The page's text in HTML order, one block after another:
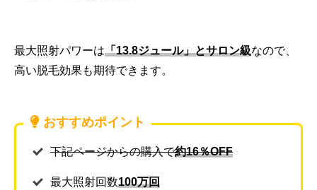
最大照射パワーは「13.8ジュール」とサロン級なので、
高い脱毛効果も期待できます。
おすすめポイント
下記ページからの購入で約16％OFF
最大照射回数100万回